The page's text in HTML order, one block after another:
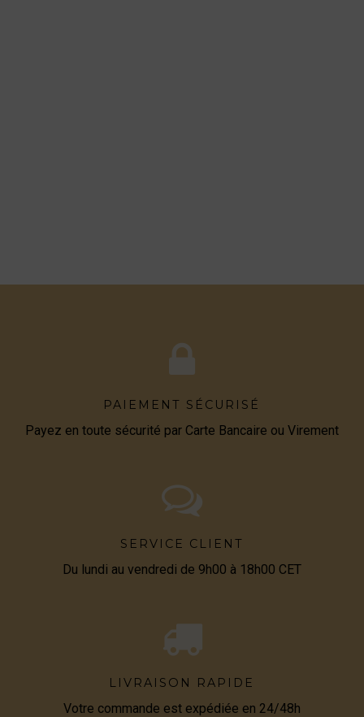
PAIEMENT SÉCURISÉ
Payez en toute sécurité par Carte Bancaire ou Virement
SERVICE CLIENT
Du lundi au vendredi de 9h00 à 18h00 CET
LIVRAISON RAPIDE
Votre commande est expédiée en 24/48h